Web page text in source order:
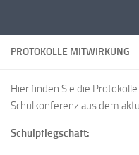
PROTOKOLLE MITWIRKUNG
Hier finden Sie die
Schulkonferenz aus dem
Schulpflegschaft: